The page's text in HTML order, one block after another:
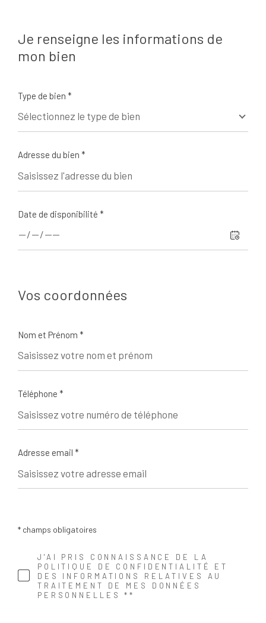
Je renseigne les informations de
mon bien
Type de bien *
Sélectionnez le type de bien
Adresse du bien *
Date de disponibilité *
Vos coordonnées
Nom et Prénom *
Téléphone *
Adresse email *
* champs obligatoires
J'AI PRIS CONNAISSANCE DE LA
POLITIQUE DE CONFIDENTIALITÉ ET
DES INFORMATIONS RELATIVES AU
TRAITEMENT DE MES DONNÉES
PERSONNELLES **